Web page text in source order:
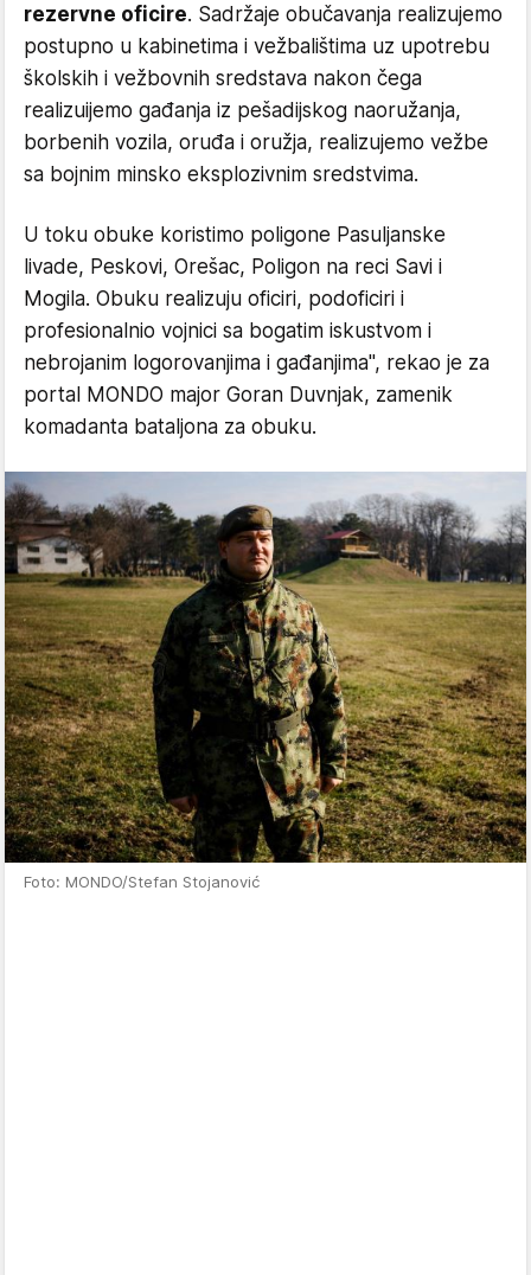
rezervne oficire. Sadržaje obučavanja realizujemo
postupno u kabinetima i vežbalištima uz upotrebu
školskih i vežbovnih sredstava nakon čega
realizuijemo gađanja iz pešadijskog naoružanja,
borbenih vozila, oruđa i oružja, realizujemo vežbe
sa bojnim minsko eksplozivnim sredstvima.
U toku obuke koristimo poligone Pasuljanske
livade, Peskovi, Orešac, Poligon na reci Savi i
Mogila. Obuku realizuju oficiri, podoficiri i
profesionalnio vojnici sa bogatim iskustvom i
nebrojanim logorovanjima i gađanjima", rekao je za
portal MONDO major Goran Duvnjak, zamenik
komadanta bataljona za obuku.
Foto: MONDO/Stefan Stojanović